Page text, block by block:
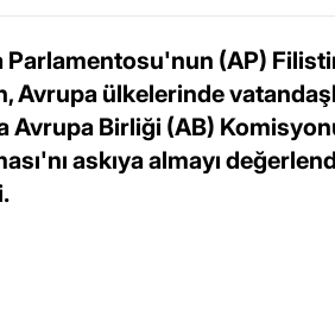
Parlamentosu'nun (AP)
Avrupa ülkelerinde
Avrupa Birliği (AB)
askıya almayı